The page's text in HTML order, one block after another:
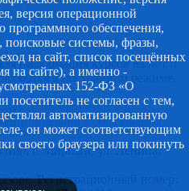
информация курсов валют и
в постоянном режиме,
алмазный-край.рф.
образования
г. Мирный, ул. Ленина,
Регистрационный номер:
версия операционной
программного обеспечения,
поисковые системы, фразы,
на сайт, список посещённых
на сайте), а именно -
152-ФЗ «О
не согласен с тем,
автоматизированную
он может соответствующим
своего браузера или покинуть